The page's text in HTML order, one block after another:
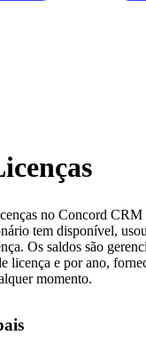
no Concord CRM
tem disponível,
Os saldos são
licença e por ano,
momento.